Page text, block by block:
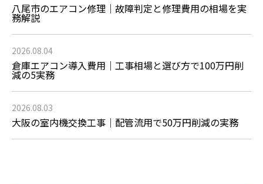
八尾市のエアコン修理｜故障判定と修理費用の相場を実
務解説
2026.08.04
倉庫エアコン導入費用｜工事相場と選び方で100万円削
減の5実務
2026.08.03
大阪の室内機交換工事｜配管流用で50万円削減の実務